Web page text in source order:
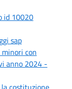
id 10020
sap
con
anno 2024 -